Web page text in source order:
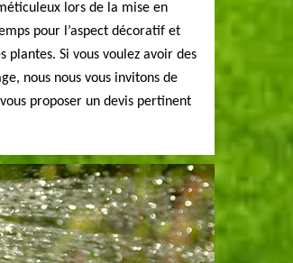
lors de la mise en
pour l’aspect décoratif et
Si vous voulez avoir des
nous nous vous invitons de
proposer un devis pertinent